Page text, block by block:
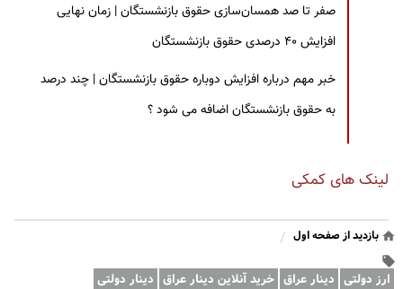
صفر تا صد همسان‌سازی حقوق بازنشستگان | زمان نهایی
افزایش ۴۰ درصدی حقوق بازنشستگان
خبر مهم درباره افزایش دوباره حقوق بازنشستگان | چند درصد
به حقوق بازنشستگان اضافه می شود ؟
لینک های کمکی
بازدید از صفحه اول /
ارز دولتی دینار عراق خرید آنلاین دینار عراق دینار دولتی